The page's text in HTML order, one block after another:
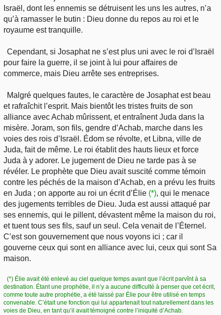
Israël, dont les ennemis se détruisent les uns les autres, n’a
qu’à ramasser le butin : Dieu donne du repos au roi et le
royaume est tranquille.
Cependant, si Josaphat ne s’est plus uni avec le roi d’Israël
pour faire la guerre, il se joint à lui pour affaires de
commerce, mais Dieu arrête ses entreprises.
Malgré quelques fautes, le caractère de Josaphat est beau
et rafraîchit l’esprit. Mais bientôt les tristes fruits de son
alliance avec Achab mûrissent, et entraînent Juda dans la
misère. Joram, son fils, gendre d’Achab, marche dans les
voies des rois d’Israël. Édom se révolte, et Libna, ville de
Juda, fait de même. Le roi établit des hauts lieux et force
Juda à y adorer. Le jugement de Dieu ne tarde pas à se
révéler. Le prophète que Dieu avait suscité comme témoin
contre les péchés de la maison d’Achab, en a prévu les fruits
en Juda ; on apporte au roi un écrit d’Élie (*), qui le menace
des jugements terribles de Dieu. Juda est aussi attaqué par
ses ennemis, qui le pillent, dévastent même la maison du roi,
et tuent tous ses fils, sauf un seul. Cela venait de l’Éternel.
C’est son gouvernement que nous voyons ici ; car il
gouverne ceux qui sont en alliance avec lui, ceux qui sont Sa
maison.
(*) Élie avait été enlevé au ciel quelque temps avant que l’écrit parvînt à sa
destination. Étant une prophétie, il n’y a aucune difficulté à penser que cet écrit,
comme toute autre prophétie, a été laissé par Élie pour être utilisé en temps
convenable. C’était une fonction qui lui appartenait tout naturellement dans les
voies de Dieu, en tant qu’il avait témoigné contre l’iniquité d’Achab.